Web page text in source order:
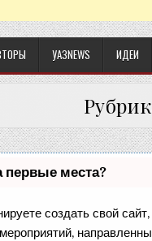
УАЗNEWS ИДЕИ
первые места?
создать свой